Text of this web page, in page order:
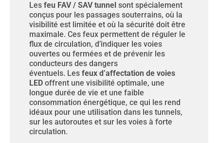
Les feu FAV / SAV tunnel sont spécialement
conçus pour les passages souterrains, où la
visibilité est limitée et où la sécurité doit être
maximale. Ces feux permettent de réguler le
flux de circulation, d’indiquer les voies
ouvertes ou fermées et de prévenir les
conducteurs des dangers
éventuels. Les feux d’affectation de voies
LED offrent une visibilité optimale, une
longue durée de vie et une faible
consommation énergétique, ce qui les rend
idéaux pour une utilisation dans les tunnels,
sur les autoroutes et sur les voies à forte
circulation.